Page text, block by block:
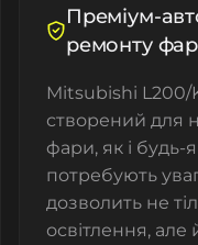
Преміум-
ремонту
Mitsubishi L200/
створений для
фари, як і будь-
потребують
дозволить не
освітлення, але